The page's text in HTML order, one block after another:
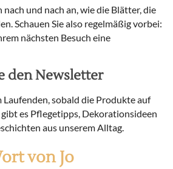
und nach an, wie die Blätter, die
Schauen Sie also regelmäßig vorbei:
nächsten Besuch eine
den Newsletter
Laufenden, sobald die Produkte auf
es Pflegetipps, Dekorationsideen
aus unserem Alltag.
von Jo